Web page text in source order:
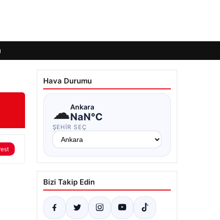
Hava Durumu
☁Ankara
NaN°C
ŞEHIR SEÇ
Bizi Takip Edin